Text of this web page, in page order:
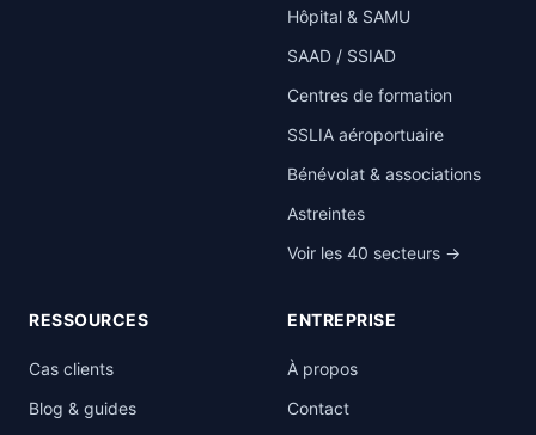
Hôpital & SAMU
SAAD / SSIAD
Centres de formation
SSLIA aéroportuaire
Bénévolat & associations
Astreintes
Voir les 40 secteurs →
RESSOURCES
Cas clients
Blog & guides
ENTREPRISE
À propos
Contact